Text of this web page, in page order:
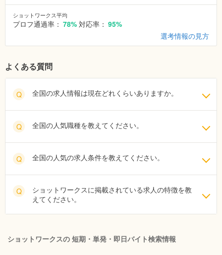
ショットワークス平均
プロフ通過率： 78% 対応率： 95%
選考情報の見方
よくある質問
Q 全国の求人情報は現在どれくらいありますか。
Q 全国の人気職種を教えてください。
Q 全国の人気の求人条件を教えてください。
Q
ショットワークスに掲載されている求人の特徴を教
えてください。
ショットワークスの 短期・単発・即日バイト検索情報